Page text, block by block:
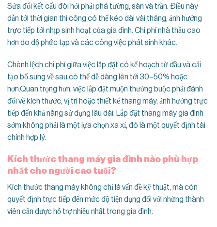
Sửa đổi kết cấu đòi hỏi phải phá tường, sàn và trần. Điều này
dẫn tới thời gian thi công có thể kéo dài vài tháng, ảnh hưởng
trực tiếp tới nhịp sinh hoạt của gia đình. Chi phí nhà thầu cao
hơn do độ phức tạp và các công việc phát sinh khác.
Chênh lệch chi phí giữa việc lắp đặt có kế hoạch từ đầu và cải
tạo bổ sung về sau có thể dễ dàng lên tới 30–50% hoặc
hơn.Quan trọng hơn, việc lắp đặt muộn thường buộc phải đánh
đổi về kích thước, vị trí hoặc thiết kế thang máy, ảnh hưởng trực
tiếp đến khả năng sử dụng lâu dài. Lắp đặt thang máy gia đình
sớm không phải là một lựa chọn xa xỉ, đó là một quyết định tài
chính hợp lý.
Kích thước thang máy gia đình nào phù hợp
nhất cho người cao tuổi?
Kích thước thang máy không chỉ là vấn đề kỹ thuật, mà còn
quyết định trực tiếp đến mức độ tiện dụng đối với những thành
viên cần được hỗ trợ nhiều nhất trong gia đình.